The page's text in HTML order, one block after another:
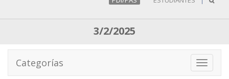
3/2/2025
Toggle
Categorías